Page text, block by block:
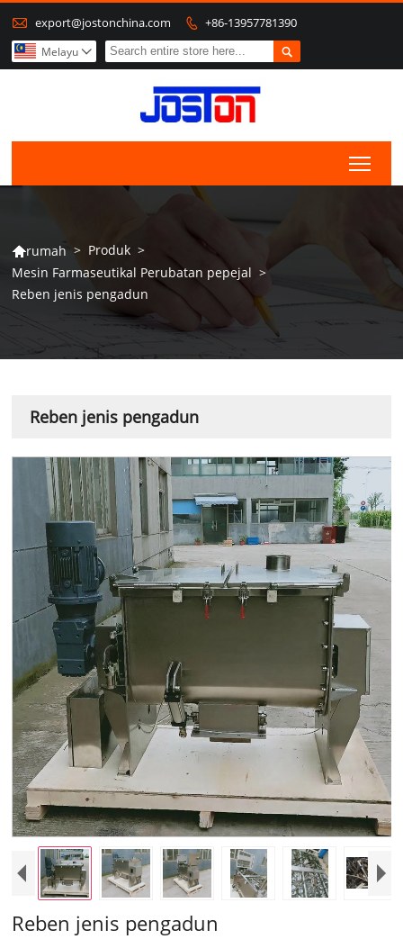
 export@jostonchina.com  +86-13957781390

Melayu 
rumah > Produk >
Mesin Farmaseutikal Perubatan pepejal >
Reben jenis pengadun
Reben jenis pengadun
Reben jenis pengadun